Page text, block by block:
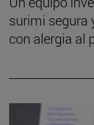
surimi segura
con alergia al